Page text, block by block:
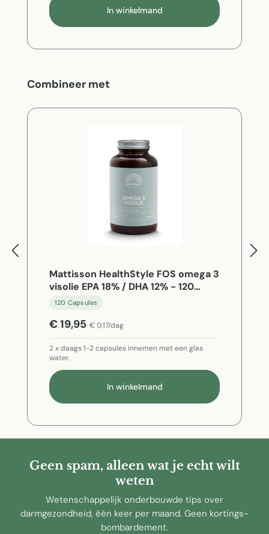
In winkelmand
Productgalerij overslaan
Combineer met
Mattisson HealthStyle FOS omega 3
visolie EPA 18% / DHA 12% - 120
Capsules
120 Capsules
€ 19,95 € 0,17/dag
2 x daags 1-2 capsules innemen met een glas
water.
In winkelmand
Geen spam, alleen wat je echt wilt
weten
Wetenschappelijk onderbouwde tips over
darmgezondheid, één keer per maand. Geen kortings-
bombardement.